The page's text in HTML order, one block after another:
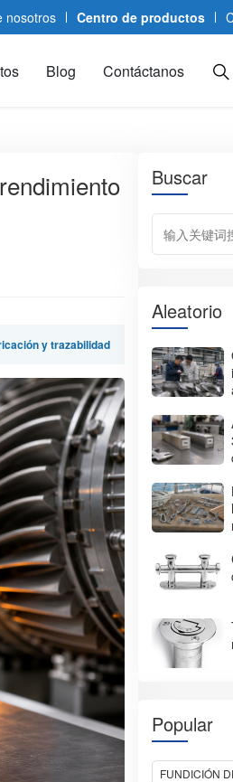
nosotros Centro de productos
Blog Contáctanos
Buscar
Aleatorio
Popular
FUNDICIÓN
y trazabilidad